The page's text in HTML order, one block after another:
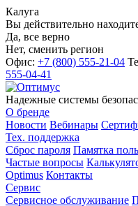
Калуга
Вы действительно
Да, все верно
Нет, сменить регион
Офис: +7 (800) 555-21-04
555-04-41
Надежные системы
О бренде
Новости Вебинары
Тех. поддержка
Сброс пароля Памятка
Частые вопросы
Optimus Контакты
Сервис
Сервисное обслуживание